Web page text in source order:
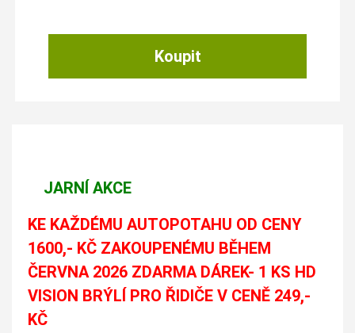
JARNÍ AKCE
KE KAŽDÉMU AUTOPOTAHU OD CENY
1600,- KČ ZAKOUPENÉMU BĚHEM
ČERVNA 2026 ZDARMA DÁREK- 1 KS HD
VISION BRÝLÍ PRO ŘIDIČE V CENĚ 249,-
KČ